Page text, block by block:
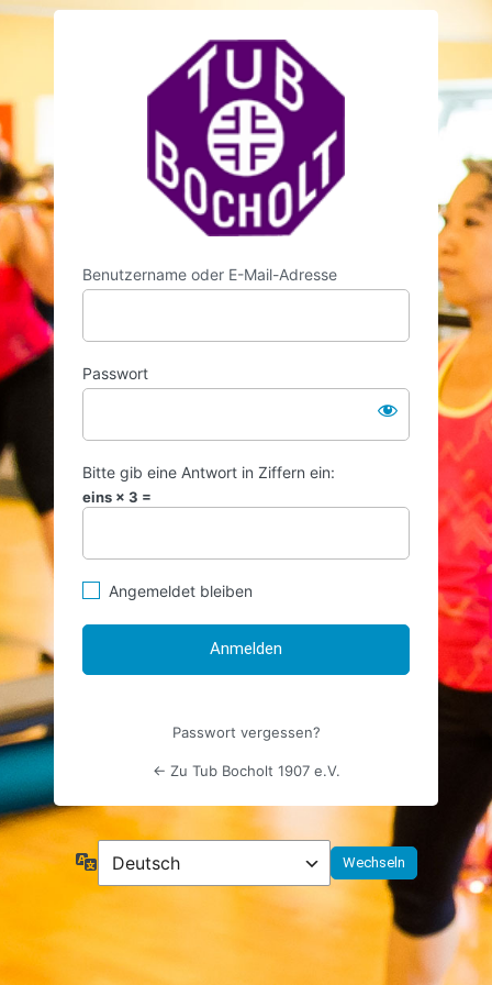
Anmelden
https://
Benutzername oder E-Mail-Adresse
Passwort
Bitte gib eine Antwort in Ziffern ein:
eins × 3 =
Angemeldet bleiben
Passwort vergessen?
← Zu Tub Bocholt 1907 e.V.
Sprache